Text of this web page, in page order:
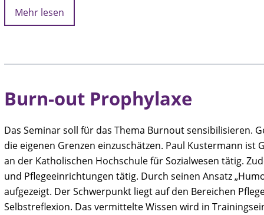
Mehr lesen
Burn-out Prophylaxe
Das Seminar soll für das Thema Burnout sensibilisieren.
die eigenen Grenzen einzuschätzen. Paul Kustermann ist
an der Katholischen Hochschule für Sozialwesen tätig.
und Pflegeeinrichtungen tätig. Durch seinen Ansatz
aufgezeigt. Der Schwerpunkt liegt auf den Bereichen
Selbstreflexion. Das vermittelte Wissen wird in